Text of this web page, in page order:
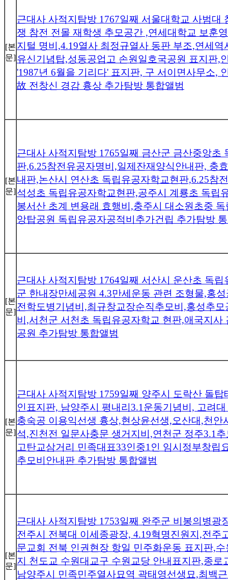
[본
문]
근대사 사적지탐방 1767일째 서울대학교 사범대
쟁 참전 전몰 재학생 추모공간 ,연세대학교 보훈
지털 명비,4.19열사 최정규열사 동판 부조,연세
유신기념탑,성동공업고 손원일호국공원 표지판,
'1987년 6월을 기리다' 표지판, 구 서이면사무소,
故 전창신 경감 흉상 추가탐방 통합앨범
[본
문]
근대사 사적지탐방 1765일째 금산군 금산중앙초
판,6.25참전유공자명비,일제잔재양식안내판, 충
내판,논산시 연산초 독립유공자학교현판,6.25참
석성초 독립유공자학교현판,공주시 계룡초 독립
봉서산 초계 변용래 효행비,충주시 대소원초중
앙탑공원 독립유공자공적비추가건립 추가탐방
[본
문]
근대사 사적지탐방 1764일째 서산시 운산초 독
군 한내장만세공원 4.3만세운동 관련 조형물,홍
전학도병기념비,최규창교장순직추모비,홍성추
비,서천군 서천초 독립유공자학교 현판,애국지사
공원 추가탐방 통합앨범
[본
문]
근대사 사적지탐방 1759일째 양주시 도락산 돌
인표지판, 남양주시 평내리3.1운동기념비, 고려
충숙공 이용익선생 흉상,현상윤선생,오산대,천안
석,진천전 일문사충문 생거지비,연천군 정주3.1
고탄교삼거리 민족대표33인중1인 임시정부창립
추모비안내판 추가탐방 통합앨범
[본
문]
근대사 사적지탐방 1753일째 완주군 비봉의병광
전주시 전북대 이세종광장, 4.19혁명진원지,전주
문교회 전북 인권현장 항일 민주화운동 표지판,
지 천도교 수원대교구 수원교당 안내표지판,종로
남양주시 민족민주열사묘역 곽태영선생묘,최백